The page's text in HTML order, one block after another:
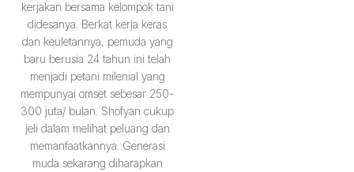
kerjakan bersama kelompok tani
didesanya. Berkat kerja keras
dan keuletannya, pemuda yang
baru berusia 24 tahun ini telah
menjadi petani milenial yang
mempunyai omset sebesar 250-
300 juta/ bulan. Shofyan cukup
jeli dalam melihat peluang dan
memanfaatkannya. Generasi
muda sekarang diharapkan